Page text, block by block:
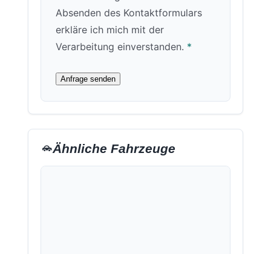
Absenden des Kontaktformulars
erkläre ich mich mit der
Verarbeitung einverstanden. *
Anfrage senden
Ähnliche Fahrzeuge